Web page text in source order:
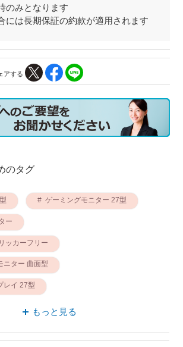
のみとなります
には長期保証の約款が適用されます
アする
のタグ
ゲーミングモニター 27型
ー
ッカーフリー
ニター 曲面型
レイ 27型
もっと見る